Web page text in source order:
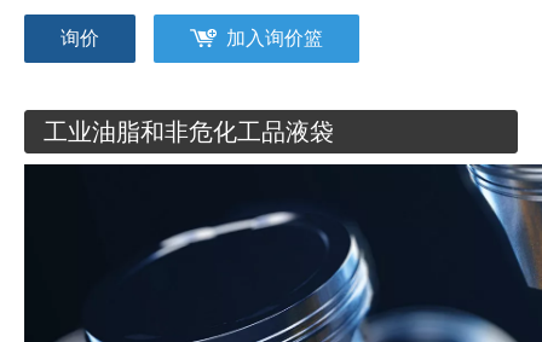
询价 加入询价篮
工业油脂和非危化工品液袋